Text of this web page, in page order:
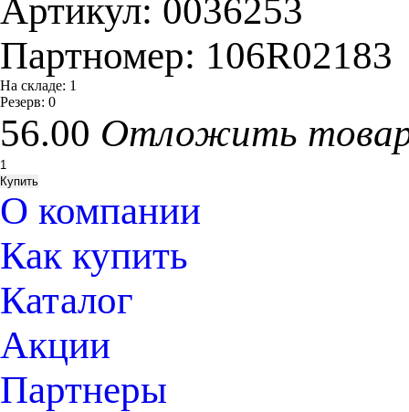
Артикул: 0036253
Партномер: 106R02183
На складе: 1
Резерв: 0
56.00 Отложить
О компании
Как купить
Каталог
Акции
Партнеры